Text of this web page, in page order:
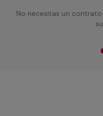
No necesitas un